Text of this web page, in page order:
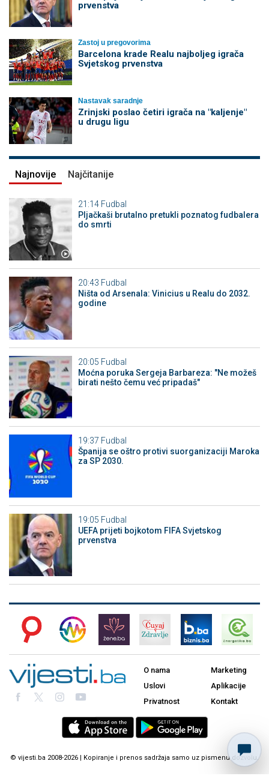
prvenstva
Zastoj u pregovorima
Barcelona krade Realu najboljeg igrača
Svjetskog prvenstva
Nastavak saradnje
Zrinjski poslao četiri igrača na "kaljenje"
u drugu ligu
Najnovije Najčitanije
21:14 Fudbal
Pljačkaši brutalno pretukli poznatog fudbalera
do smrti
20:43 Fudbal
Ništa od Arsenala: Vinicius u Realu do 2032.
godine
20:05 Fudbal
Moćna poruka Sergeja Barbareza: "Ne možeš
birati nešto čemu već pripadaš"
19:37 Fudbal
Španija se oštro protivi suorganizaciji Maroka
za SP 2030.
19:05 Fudbal
UEFA prijeti bojkotom FIFA Svjetskog
prvenstva
O nama
Uslovi
Privatnost
Marketing
Aplikacije
Kontakt
© vijesti.ba 2008-2026 | Kopiranje i prenos sadržaja samo uz pismenu dozvolu.